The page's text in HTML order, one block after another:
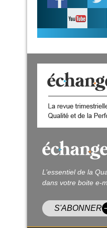
L’essentiel de la
dans votre boite e-
S'ABONNER